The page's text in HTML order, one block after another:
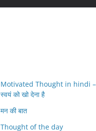
Motivated Thought in hindi –
स्वयं को खो देना है
मन की बात
Thought of the day